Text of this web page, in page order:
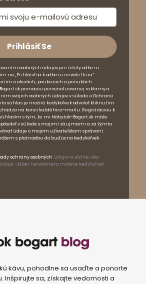
osobných údajov pre účely odberu
na „Prihlásiť sa k odberu newslettera“
o akciách, poukazoch a ponukách
pomocou personalizovanej reklamy a
svojich osobných údajov v súlade o Ochrane
súhlas je možné kedykoľvek odvolať kliknutím
na konci každého e-mailu. Registráciou k
s tým, že mi Nábytok-Bogart.sk môže
v súlade s mojimi záujmami a za týmto
údaje o mojom užívateľskom správaní.
s platnosťou do budúcna kedykoľvek
ochrany osobných údajov a zistite, ako
Odber newslettera môžete kedykoľvek
kávu, pohodlne sa usaďte a ponorte
Inšpirujte sa, získajte vedomosti a